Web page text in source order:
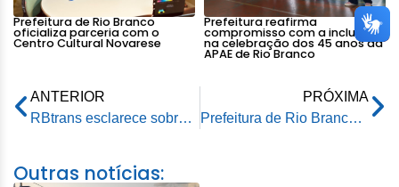
Prefeitura de Rio Branco
oficializa parceria com o
Centro Cultural Novarese
Prefeitura reafirma
compromisso com a inclusão
na celebração dos 45 anos da
APAE de Rio Branco
ANTERIOR
RBtrans esclarece sobre Fake News e decisões administrativas em coletiva de imprensa
PRÓXIMA
Prefeitura de Rio Branco informa a população, sobre o último dia para garantir desconto no IPTU 2025
Outras notícias: